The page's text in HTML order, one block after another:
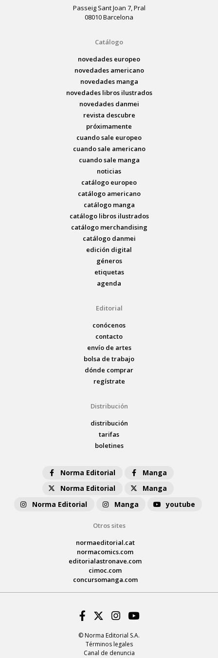
Passeig Sant Joan 7, Pral
08010 Barcelona
Catálogo
novedades europeo
novedades americano
novedades manga
novedades libros ilustrados
novedades danmei
revista descubre
próximamente
cuando sale europeo
cuando sale americano
cuando sale manga
noticias
catálogo europeo
catálogo americano
catálogo manga
catálogo libros ilustrados
catálogo merchandising
catálogo danmei
edición digital
géneros
etiquetas
agenda
Editorial
conócenos
contacto
envío de artes
bolsa de trabajo
dónde comprar
regístrate
Distribución
distribución
tarifas
boletines
Norma Editorial
Manga
Norma Editorial
Manga
Norma Editorial
Manga youtube
Otros sites
normaeditorial.cat
normacomics.com
editorialastronave.com
cimoc.com
concursomanga.com
© Norma Editorial S.A.
Términos legales
Canal de denuncia
Facebook
Twitter
Instagram
Youtube